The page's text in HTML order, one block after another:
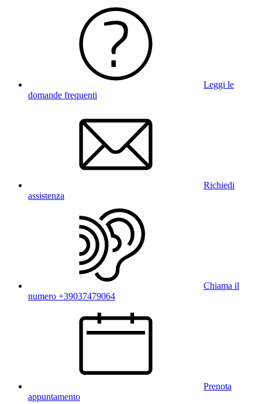
Leggi le
domande frequenti
Richiedi
assistenza
Chiama il
numero +39037479064
Prenota
appuntamento